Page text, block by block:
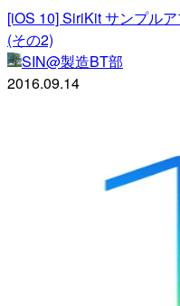
[iOS 10] SiriKit サンプル
(その2)
SIN@製造BT部
2016.09.14